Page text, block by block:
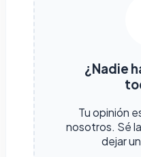
¿Nadie
Tu opinión
nosotros. Sé
dejar